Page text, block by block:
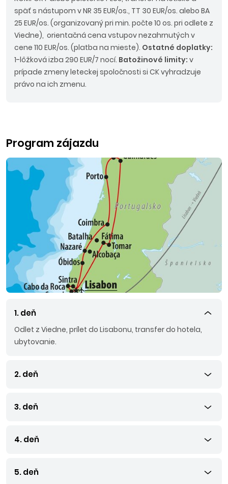
späť s nástupom v NR 35 EUR/os., TT 30 EUR/os. alebo BA
25 EUR/os. (organizovaný pri min. počte 10 os. pri odlete z
Viedne), orientačná cena vstupov nezahrnutých v
cene 110 EUR/os. (platba na mieste). Ostatné doplatky:
1-lôžková izba 290 EUR/7 nocí. Batožinové limity: v
prípade zmeny leteckej spoločnosti si CK vyhradzuje
právo na ich zmenu.
Program zájazdu
1. deň
Odlet z Viedne, prílet do Lisabonu, transfer do hotela,
ubytovanie.
2. deň
3. deň
4. deň
5. deň